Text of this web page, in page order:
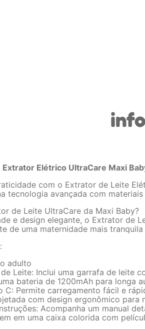
Elétrico UltraCare Maxi
com o Extrator de Leite
tecnologia avançada com
de Leite UltraCare da Maxi Baby?
e design elegante, o Extrator de
de uma maternidade mais
adulto
Leite: Inclui uma garrafa de leite
bateria de 1200mAh para longa
C: Permite carregamento fácil e
com design ergonômico
Acompanha um manual
em uma caixa colorida com